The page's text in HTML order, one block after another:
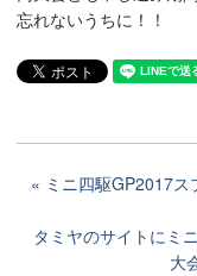
忘れないうちに！！
ミニ四駆GP2017
タミヤのサイトにミ
大